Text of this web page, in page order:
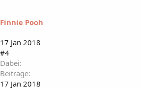
Finnie Pooh
17 Jan 2018
#4
Dabei
Beiträge
17 Jan 2018